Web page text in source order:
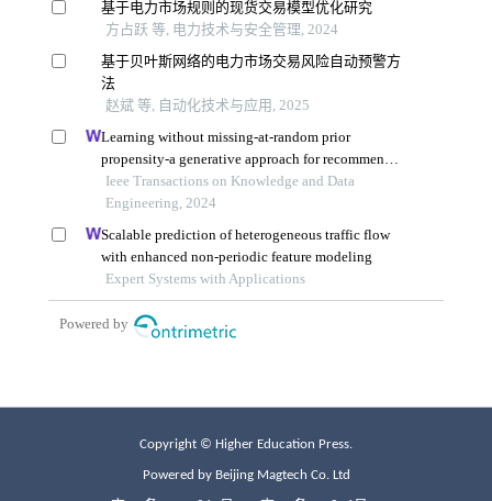
Copyright © Higher Education Press.
Powered by Beijing Magtech Co. Ltd